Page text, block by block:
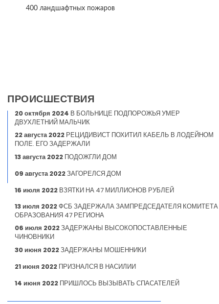
400 ландшафтных пожаров
ПРОИСШЕСТВИЯ
20 октября 2024 В БОЛЬНИЦЕ ПОДПОРОЖЬЯ УМЕР
ДВУХЛЕТНИЙ МАЛЬЧИК
22 августа 2022 РЕЦИДИВИСТ ПОХИТИЛ КАБЕЛЬ В ЛОДЕЙНОМ
ПОЛЕ. ЕГО ЗАДЕРЖАЛИ
13 августа 2022 ПОДОЖГЛИ ДОМ
09 августа 2022ЗАГОРЕЛСЯ ДОМ
16 июля 2022 ВЗЯТКИ НА 47 МИЛЛИОНОВ РУБЛЕЙ
13 июля 2022ФСБ ЗАДЕРЖАЛА ЗАМПРЕДСЕДАТЕЛЯ КОМИТЕТА
ОБРАЗОВАНИЯ 47 РЕГИОНА
06 июля 2022ЗАДЕРЖАНЫ ВЫСОКОПОСТАВЛЕННЫЕ
ЧИНОВНИКИ
30 июня 2022ЗАДЕРЖАНЫ МОШЕННИКИ
21 июня 2022 ПРИЗНАЛСЯ В НАСИЛИИ
14 июня 2022 ПРИШЛОСЬ ВЫЗЫВАТЬ СПАСАТЕЛЕЙ